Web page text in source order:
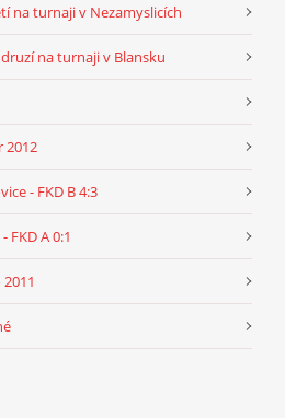
na turnaji v Nezamyslicích
na turnaji v Blansku
2012
- FKD B 4:3
FKD A 0:1